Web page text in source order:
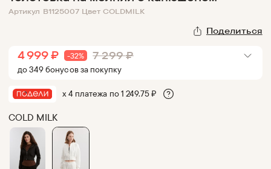
Артикул B1125007 Цвет COLDMILK
Поделиться
4 999 ₽ -32% 7 299 ₽
до349бонусовза покупку
х 4 платежа по1 249.75₽
COLD MILK